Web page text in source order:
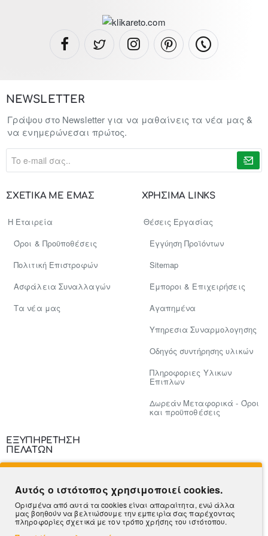
ΣΧΕΤΙΚΑ ΜΕ ΕΜΑΣ
Η Εταιρεία
Όροι & Προϋποθέσεις
Πολιτική Επιστροφών
Ασφάλεια Συναλλαγών
Tα νέα μας
ΧΡΗΣΙΜΑ LINKS
Θέσεις Εργασίας
Εγγύηση Προϊόντων
Sitemap
Έμποροι & Επιχειρήσεις
Αγαπημένα
Υπηρεσια Συναρμολογησης
Οδηγός συντήρησης υλικών
Πληροφοριες Υλικων
Επιπλων
Δωρεάν Μεταφορικά - Όροι
και προϋποθέσεις
ΕΞΥΠΗΡΕΤΗΣΗ
ΠΕΛΑΤΩΝ
Τρόποι Πληρωμής
Πληροφορίες Αποστολής
NEWSLETTER
Γράψου στο Newsletter για να μαθαίνεις τα νέα μας &
να ενημερώνεσαι πρώτος.
σας..
Αυτός ο ιστότοπος χρησιμοποιεί cookies.
Ορισμένα από αυτά τα cookies είναι απαραίτητα, ενώ άλλα
μας βοηθούν να βελτιώσουμε την εμπειρία σας παρέχοντας
πληροφορίες σχετικά με τον τρόπο χρήσης του ιστότοπου.